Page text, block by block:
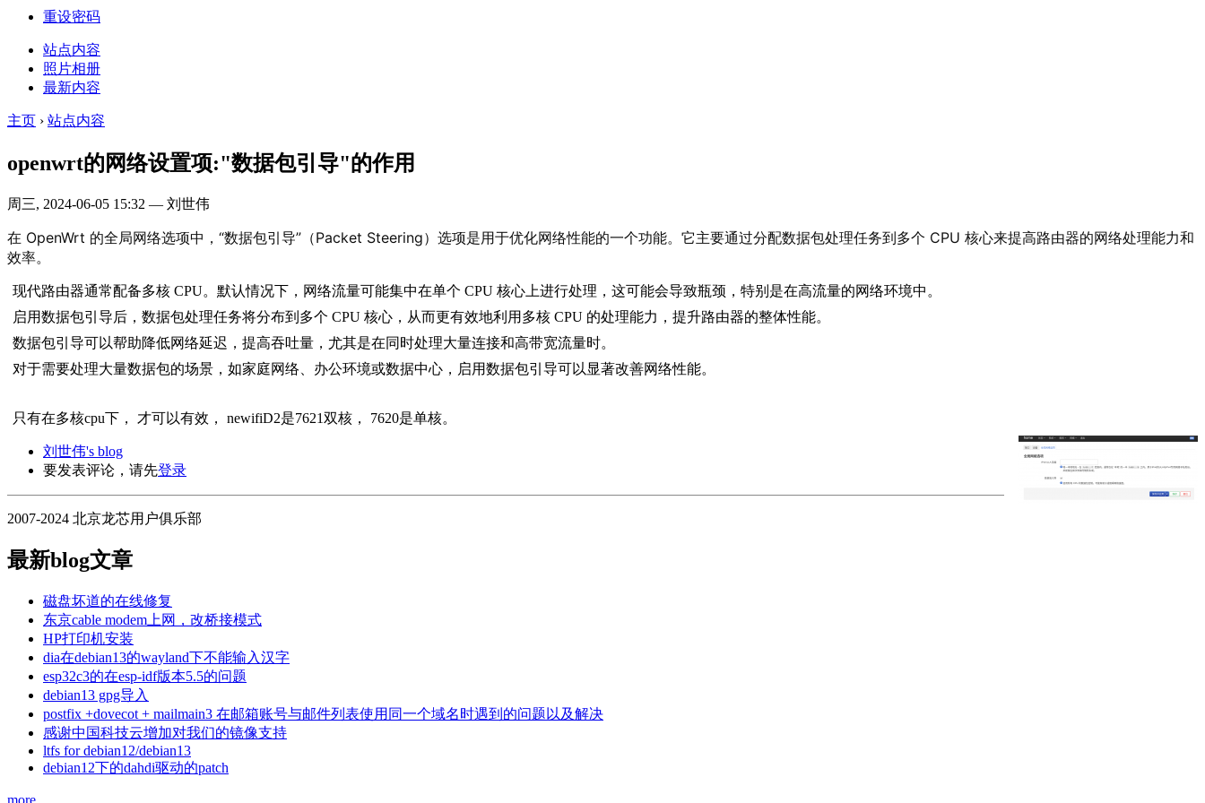
重设密码
站点内容
照片相册
最新内容
主页 › 站点内容
openwrt的网络设置项:"数据包引导"的作用
周三, 2024-06-05 15:32 — 刘世伟
在 OpenWrt 的全局网络选项中，“数据包引导”（Packet Steering）选项是用于优化网络性能的一个功能。它主要通过分配数据包处理任务到多个 CPU 核心来提高路由器的网络处理能力和
效率。
现代路由器通常配备多核 CPU。默认情况下，网络流量可能集中在单个 CPU 核心上进行处理，这可能会导致瓶颈，特别是在高流量的网络环境中。
启用数据包引导后，数据包处理任务将分布到多个 CPU 核心，从而更有效地利用多核 CPU 的处理能力，提升路由器的整体性能。
数据包引导可以帮助降低网络延迟，提高吞吐量，尤其是在同时处理大量连接和高带宽流量时。
对于需要处理大量数据包的场景，如家庭网络、办公环境或数据中心，启用数据包引导可以显著改善网络性能。
只有在多核cpu下， 才可以有效， newifiD2是7621双核， 7620是单核。
刘世伟's blog
要发表评论，请先登录
2007-2024 北京龙芯用户俱乐部
最新blog文章
磁盘坏道的在线修复
东京cable modem上网，改桥接模式
HP打印机安装
dia在debian13的wayland下不能输入汉字
esp32c3的在esp-idf版本5.5的问题
debian13 gpg导入
postfix +dovecot + mailmain3 在邮箱账号与邮件列表使用同一个域名时遇到的问题以及解决
感谢中国科技云增加对我们的镜像支持
ltfs for debian12/debian13
debian12下的dahdi驱动的patch